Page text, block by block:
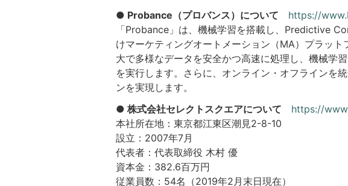
● Probance（プロバンス）について
https://
「Probance」は、機械学習を搭載し、Predictive
けマーケティングオートメーション（MA）プラッ
大で多様なデータを安全かつ高速に処理し、機械学
を実行します。さらに、オンライン・オフラインを
ンを実現します。
● 株式会社セレクトスクエアについて
https://
本社所在地：東京都江東区潮見2-8-10
設立：2007年7月
代表者：代表取締役 木村 優
資本金：382.6百万円
従業員数：54名（2019年2月末日現在）